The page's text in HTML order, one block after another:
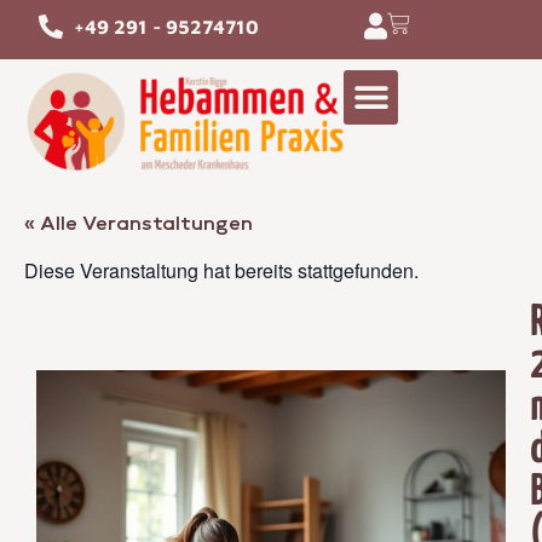
+49 291 - 95274710
« Alle Veranstaltungen
Diese Veranstaltung hat bereits stattgefunden.